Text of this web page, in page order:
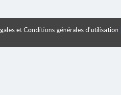
et Conditions générales d'utilisation